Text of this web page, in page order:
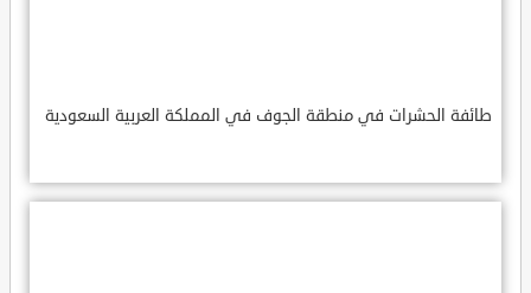
طائفة الحشرات في منطقة الجوف في المملكة العربية السعودية